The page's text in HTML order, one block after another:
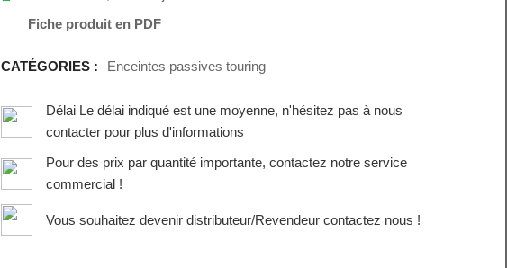
Fiche produit en PDF
CATÉGORIES : Enceintes passives touring
Délai Le délai indiqué est une moyenne, n'hésitez pas à nous
contacter pour plus d'informations
Pour des prix par quantité importante, contactez notre service
commercial !
Vous souhaitez devenir distributeur/Revendeur contactez nous !